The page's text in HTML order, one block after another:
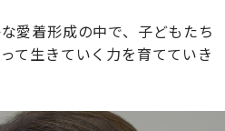
ループは女性が安心して働き
組んでおり、厚生労働省の
愛着形成の中で、子どもたち
て生きていく力を育てていき